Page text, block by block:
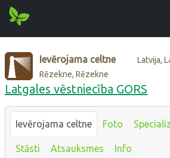
Ievērojama celtne
Latvija,
Rēzekne, Rēzekne
Latgales vēstniecība GORS
Ievērojama celtne Foto
Stāsti Atsauksmes Info